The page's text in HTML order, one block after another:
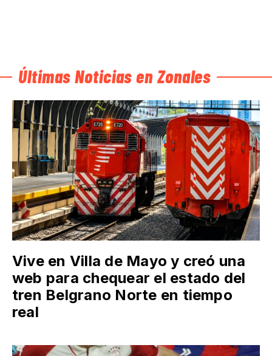
Últimas Noticias en Zonales
Vive en Villa de Mayo y creó una
web para chequear el estado del
tren Belgrano Norte en tiempo
real